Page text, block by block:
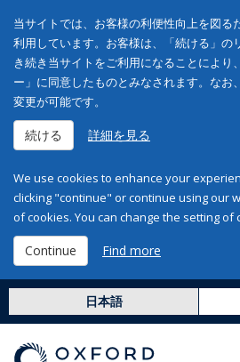
当サイトでは、お客様の利便性向上を図る
利用しています。お客様は、「続ける」の
き続き当サイトをご利用になることにより
ー」に同意したものとみなされます。なお
変更が可能です。
続ける 詳細を見る
We use cookies to enhance your
clicking "continue" or continue using our
of cookies. You can change the setting of
Continue Find more
日本語